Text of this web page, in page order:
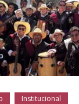
Institucional